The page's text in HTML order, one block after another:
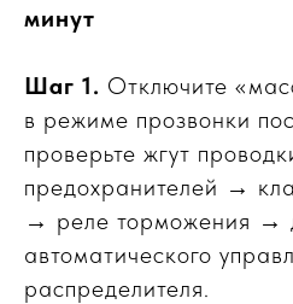
минут
Шаг 1. Отключите
в режиме прозвонки
проверьте жгут
предохранителей →
→ реле торможения →
автоматического
распределителя.